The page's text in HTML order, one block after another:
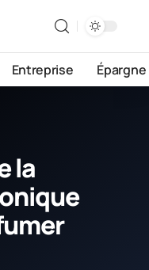
Entreprise Épargne
la